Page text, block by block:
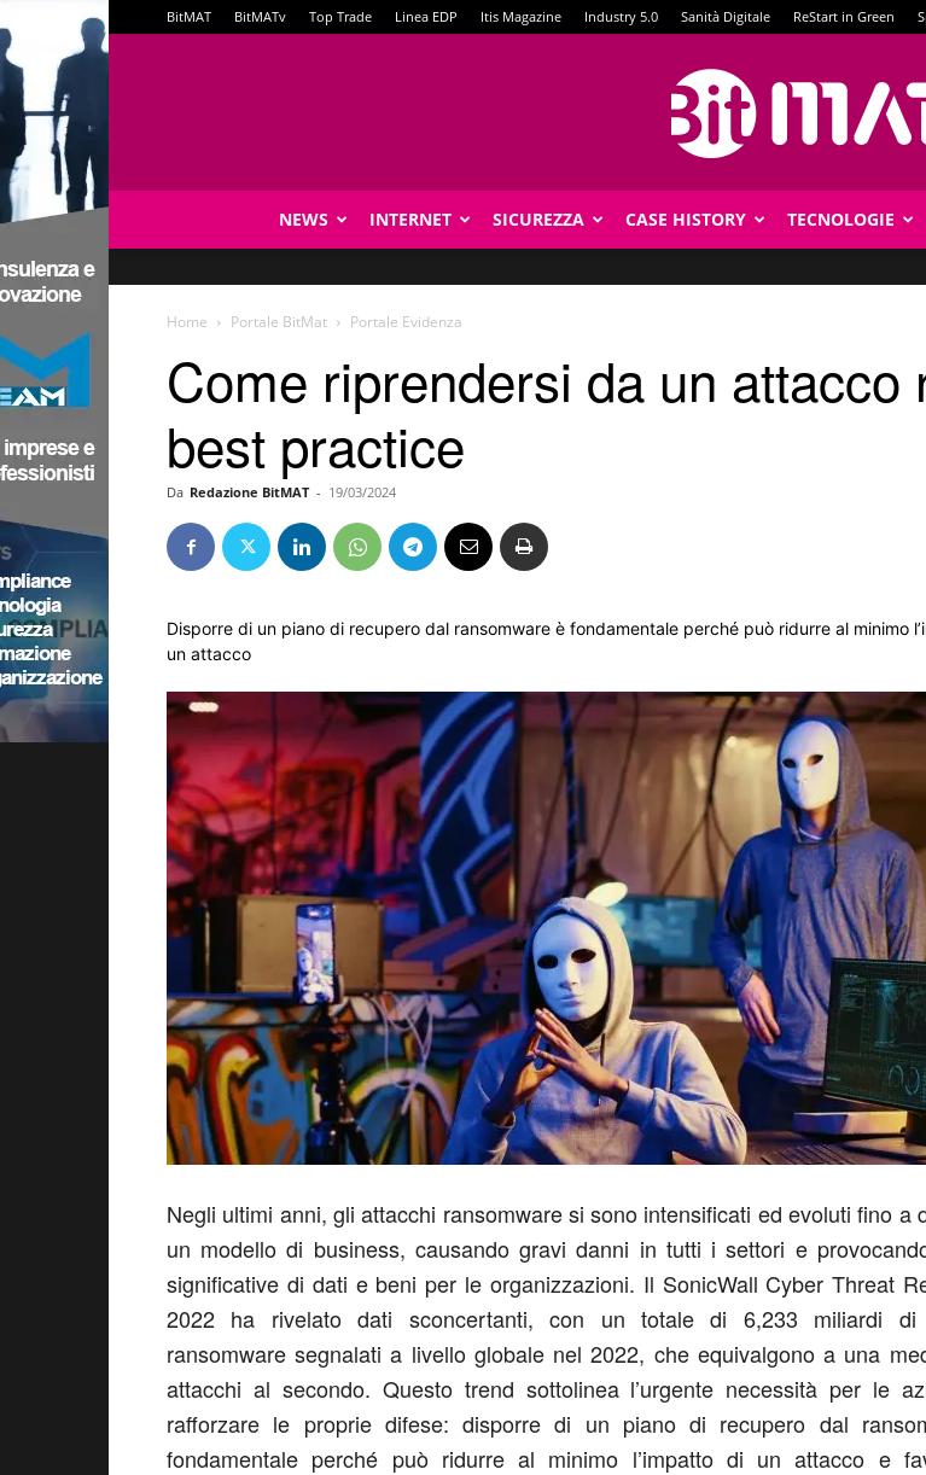
BitMAT BitMATv Top Trade Linea EDP Itis Magazine Industry 5.0 Sanità Digitale ReStart in Green
NEWS INTERNET SICUREZZA CASE HISTORY TECNOLOGIE
Home Portale BitMat Portale Evidenza
Come riprendersi da un
best practice
Da Redazione BitMAT - 19/03/2024
Disporre di un piano di recupero dal ransomware è fondamentale perché può ridurre al minimo
un attacco
Negli ultimi anni, gli attacchi ransomware si sono intensificati ed evoluti fino a
un modello di business, causando gravi danni in tutti i settori e
significative di dati e beni per le organizzazioni. Il SonicWall Cyber Threat
2022 ha rivelato dati sconcertanti, con un totale di 6,233 miliardi di
ransomware segnalati a livello globale nel 2022, che equivalgono a una
attacchi al secondo. Questo trend sottolinea l’urgente necessità per le
rafforzare le proprie difese: disporre di un piano di recupero dal
fondamentale perché può ridurre al minimo l’impatto di un attacco e